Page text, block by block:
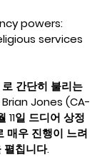
powers:
services
간단히 불리는
Brian Jones (CA-
11일 드디어 상정
매우 진행이 느려
펼칩니다.